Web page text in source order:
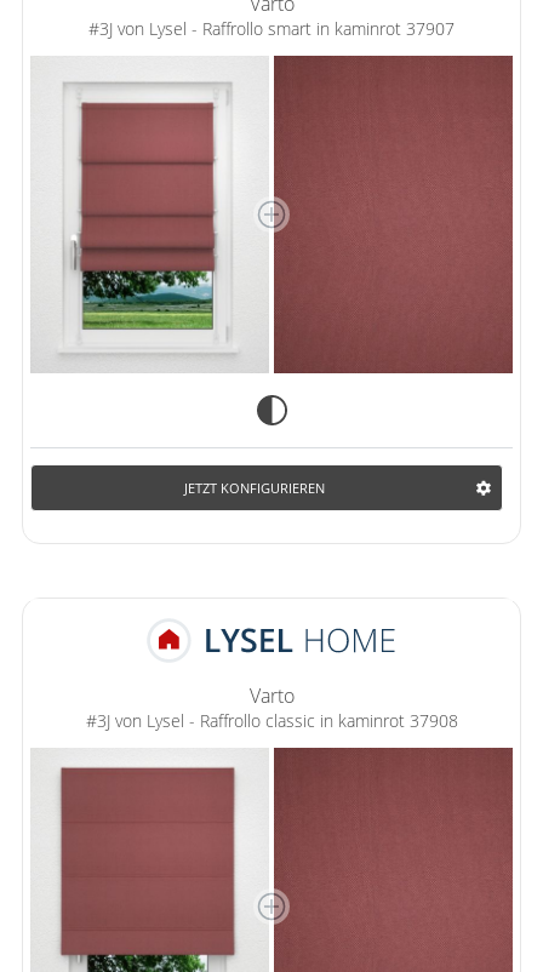
#3J von Lysel - Raffrollo smart in kaminrot 37907
JETZT KONFIGURIEREN
Varto
#3J von Lysel - Raffrollo classic in kaminrot 37908